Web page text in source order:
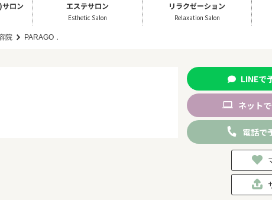
サロン エステサロン
Esthetic Salon
リラクゼーション
Relaxation Salon
院 PARAGO．
LINEで
ネットで
電話で